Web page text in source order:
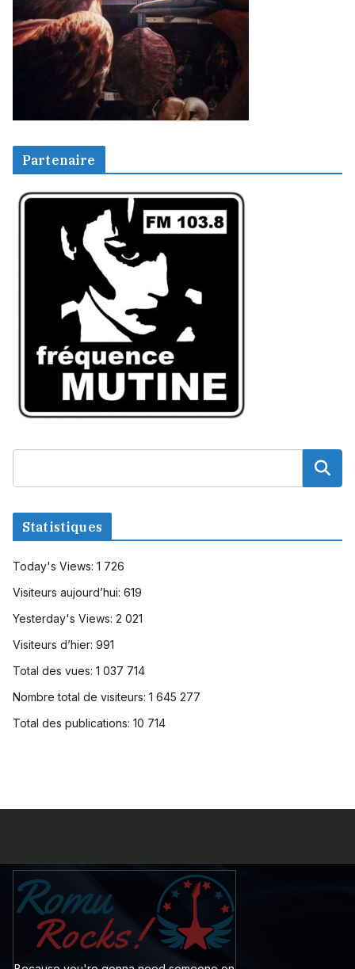
Partenaire
Statistiques
Today's Views: 1 726
Visiteurs aujourd’hui: 619
Yesterday's Views: 2 021
Visiteurs d’hier: 991
Total des vues: 1 037 714
Nombre total de visiteurs: 1 645 277
Total des publications: 10 714